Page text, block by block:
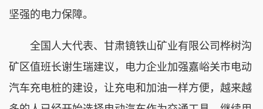
坚强的电力保障。
全国人大代表、甘肃镜铁山矿业有限公司桦树沟
矿区值班长谢生瑞建议，电力企业加强嘉峪关市电动
汽车充电桩的建设，让充电和加油一样方便，越来越